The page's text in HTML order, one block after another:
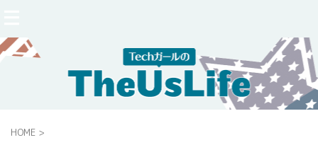
HOME >